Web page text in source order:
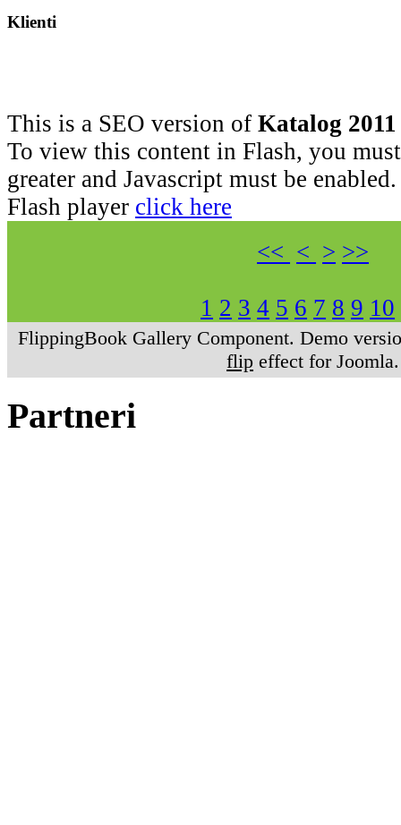
Klienti
This is a SEO version of Katalog 2011
To view this content in Flash, you
greater and Javascript must be
Flash player click here
<< < > >>
1 2 3 4 5 6 7 8 9 10
FlippingBook Gallery Component. Demo
flip effect for Joomla.
Partneri